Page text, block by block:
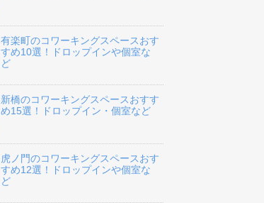
有楽町のコワーキングスペースおす
すめ10選！ドロップインや個室な
ど
新橋のコワーキングスペースおすす
め15選！ドロップイン・個室など
虎ノ門のコワーキングスペースおす
すめ12選！ドロップインや個室な
ど